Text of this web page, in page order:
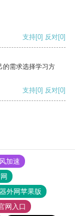
支持[0] 反对[0]
的需求选择学习方
支持[0] 反对[0]
加速
外网苹果版
网入口